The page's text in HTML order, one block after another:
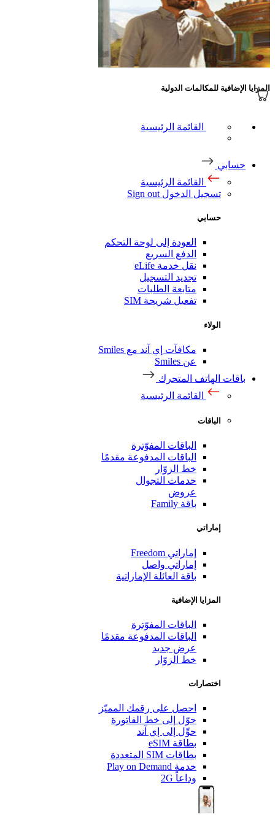
للمكالمات الدولية
القائمة الرئيسية
القائمة الرئيسية
تسجيل الدخول Sign out
العودة إلى لوحة التحكم
الدفع السريع
نقل خدمة eLife
تجديد التسجيل
متابعة الطلبات
تفعيل شريحة SIM
مكافآت إي آند مع Smiles
الهاتف المتحرك
القائمة الرئيسية
الباقات المفوّترة
الباقات المدفوعة مقدمًا
خط الزوّار
خدمات التجوال
إماراتي Freedom
إماراتي واصل
باقة العائلة الإماراتية
المزايا الإضافية
الباقات المفوّترة
الباقات المدفوعة مقدمًا
عرض جديد
خط الزوّار
احصل على رقمك المميّز
حوّل إلى خط الفاتورة
حوِّل إلى إي آند
بطاقات SIM المتعددة